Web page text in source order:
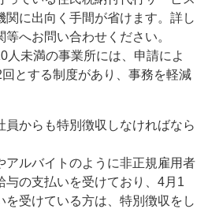
関に出向く手間が省けます。詳し
へお問い合わせください。
未満の事業所には、申請によ
とする制度があり、事務を軽減
員からも特別徴収しなければなら
ルバイトのように非正規雇用者
与の支払いを受けており、4月1
を受けている方は、特別徴収をし